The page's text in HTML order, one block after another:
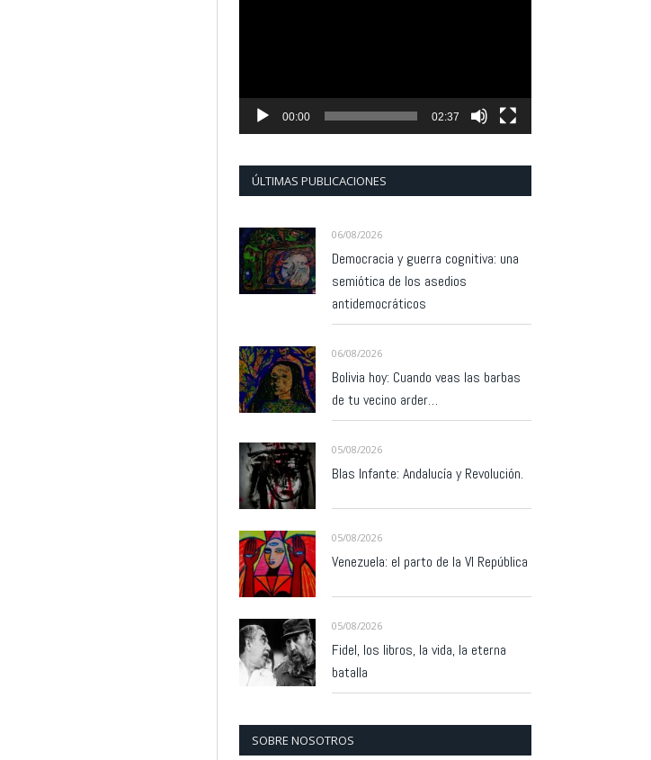
00:00 02:37
ÚLTIMAS PUBLICACIONES
06/08/2026
Democracia y guerra cognitiva: una
semiótica de los asedios
antidemocráticos
06/08/2026
Bolivia hoy: Cuando veas las barbas
de tu vecino arder…
05/08/2026
Blas Infante: Andalucía y Revolución.
05/08/2026
Venezuela: el parto de la VI República
05/08/2026
Fidel, los libros, la vida, la eterna
batalla
SOBRE NOSOTROS